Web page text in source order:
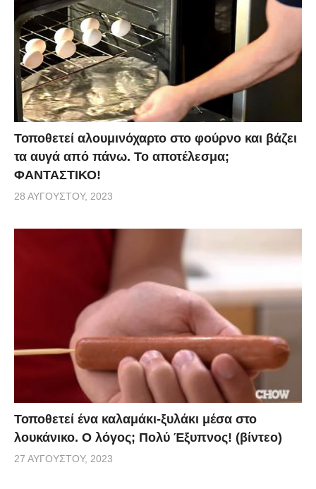
Τοποθετεί αλουμινόχαρτο στο φούρνο και βάζει
τα αυγά από πάνω. Το αποτέλεσμα;
ΦΑΝΤΑΣΤΙΚΟ!
28 ΑΥΓΟΎΣΤΟΥ, 2023
Τοποθετεί ένα καλαμάκι-ξυλάκι μέσα στο
λουκάνικο. Ο λόγος; Πολύ Έξυπνος! (βίντεο)
27 ΑΥΓΟΎΣΤΟΥ, 2023